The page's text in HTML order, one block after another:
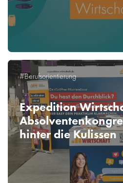
#Berufsorientierung
Expedition
hinter die Kulissen